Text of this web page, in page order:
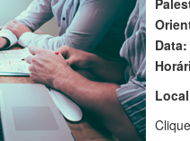
Data:
Clique